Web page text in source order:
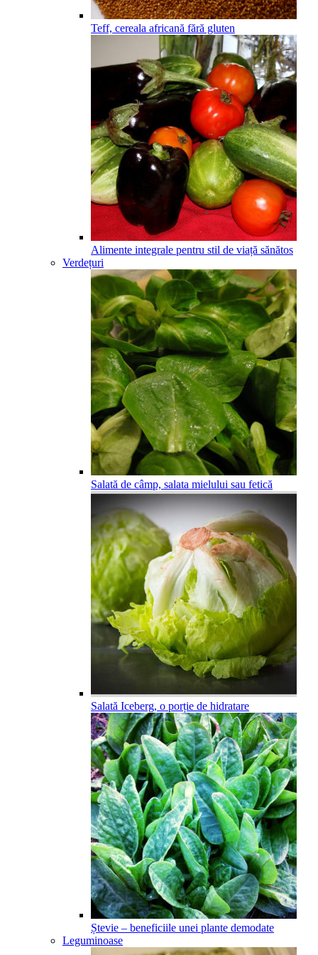
Teff, cereala africană fără gluten
Alimente integrale pentru stil de viață sănătos
Verdețuri
Salată de câmp, salata mielului sau fetică
Salată Iceberg, o porție de hidratare
Ștevie – beneficiile unei plante demodate
Leguminoase